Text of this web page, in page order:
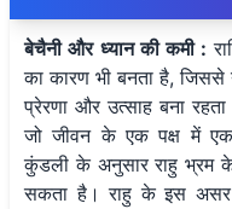
बेचैनी और ध्यान की कमी :
का कारण भी बनता है,
प्रेरणा और उत्साह बना
जो जीवन के एक पक्ष में
कुंडली के अनुसार राहु भ्रम
सकता है। राहु के इस असर